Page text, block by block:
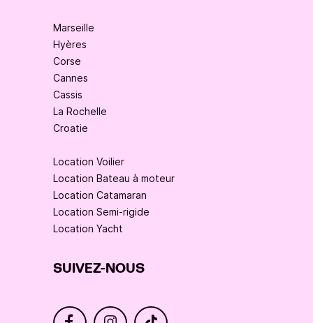
Marseille
Hyères
Corse
Cannes
Cassis
La Rochelle
Croatie
Location Voilier
Location Bateau à moteur
Location Catamaran
Location Semi-rigide
Location Yacht
SUIVEZ-NOUS